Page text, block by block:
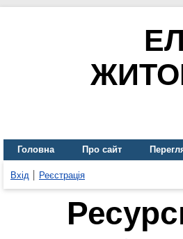
Головна Про сайт
Вхід Реєстрація